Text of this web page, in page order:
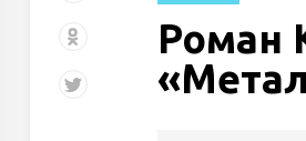
Роман